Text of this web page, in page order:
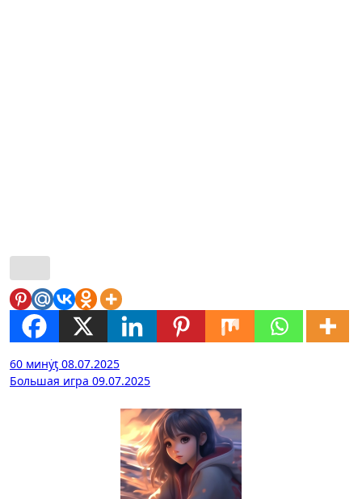
Навигация
по
60 минẏƫ 08.07.2025
Большая игра 09.07.2025